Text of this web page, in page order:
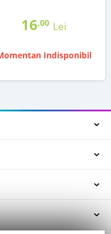
16,00 Lei
Indisponibil